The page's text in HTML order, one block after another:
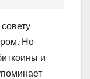
Но
и